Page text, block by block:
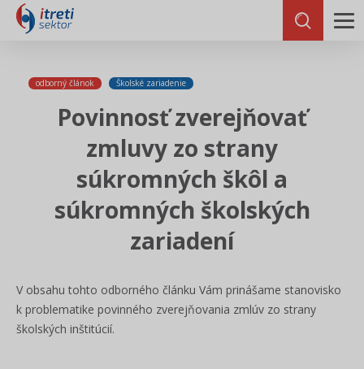
odborný článok Školské zariadenie
Povinnosť zverejňovať
zmluvy zo strany
súkromných škôl a
súkromných školských
zariadení
V obsahu tohto odborného článku Vám prinášame stanovisko
k problematike povinného zverejňovania zmlúv zo strany
školských inštitúcií.